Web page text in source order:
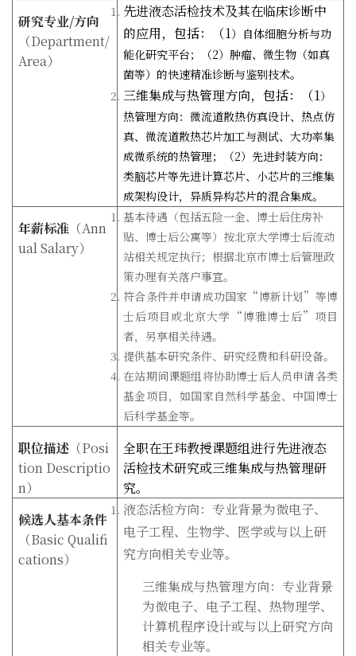
研究专业/方向
（Department/
Area）
先进液态活检技术及其在临床诊断中
的应用，包括：（1）自体细胞分析与功
能化研究平台；（2）肿瘤、微生物（如真
菌等）的快速精准诊断与鉴别技术。
三维集成与热管理方向，包括：（1）
热管理方向：微流道散热仿真设计、热点仿
真、微流道散热芯片加工与测试、大功率集
成微系统的热管理；（2）先进封装方向：
类脑芯片等先进计算芯片、小芯片的三维集
成架构设计，异质异构芯片的混合集成。
年薪标准 （Ann
ual Salary）
基本待遇（包括五险一金、博士后住房补
贴、博士后公寓等）按北京大学博士后流动
站相关规定执行；根据北京市博士后管理政
策办理有关落户事宜。
符合条件并申请成功国家“博新计划”等博
士后项目或北京大学“博雅博士后”项目
者，另享相关待遇。
提供基本研究条件、研究经费和科研设备。
在站期间课题组将协助博士后人员申请各类
基金项目，如国家自然科学基金、中国博士
后科学基金等。
职位描述 （Posi
tion Descriptio
n）
全职在王玮教授课题组进行先进液态
活检技术研究或三维集成与热管理研
究。
候选人基本条件
（Basic Qualifi
cations）
液态活检方向：专业背景为微电子、
电子工程、生物学、医学或与以上研
究方向相关专业等。
三维集成与热管理方向：专业背景
为微电子、电子工程、热物理学、
计算机程序设计或与以上研究方向
相关专业等。